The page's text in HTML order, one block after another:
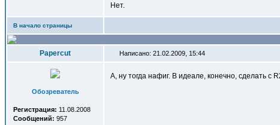
Нет.
В начало страницы
Papercut Написано: 21.02.2009, 15:44
Обозреватель
Регистрация: 11.08.2008
Сообщений: 957
А, ну тогда нафиг. В идеале, конечно, сделать с